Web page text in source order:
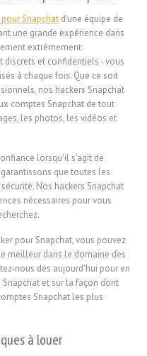
Snapchat d'une équipe de
une grande expérience dans
extrêmement
et confidentiels - vous
à chaque fois. Que ce soit
nos hackers Snapchat
comptes Snapchat de tout
les photos, les vidéos et
lorsqu'il s'agit de
que toutes les
Nos hackers Snapchat
nécessaires pour vous
pour Snapchat, vous pouvez
meilleur dans le domaine des
nous dès aujourd'hui pour en
et sur la façon dont
Snapchat les plus
à louer